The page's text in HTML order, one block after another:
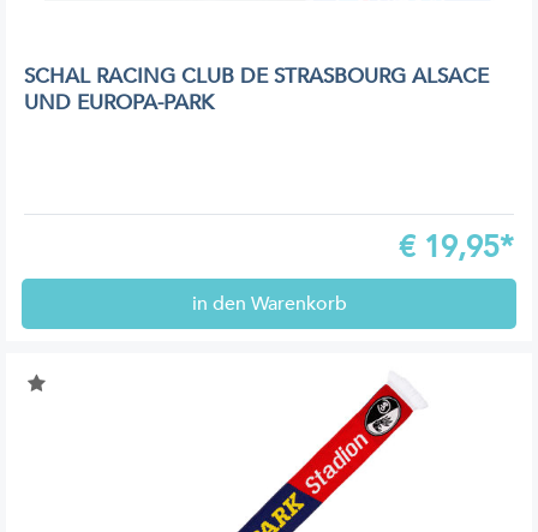
SCHAL RACING CLUB DE STRASBOURG ALSACE
UND EUROPA-PARK
€ 19,95*
in den Warenkorb